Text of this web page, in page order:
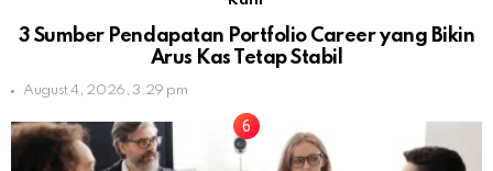
3 Sumber Pendapatan Portfolio Career yang Bikin
Arus Kas Tetap Stabil
August 4, 2026, 3:29 pm